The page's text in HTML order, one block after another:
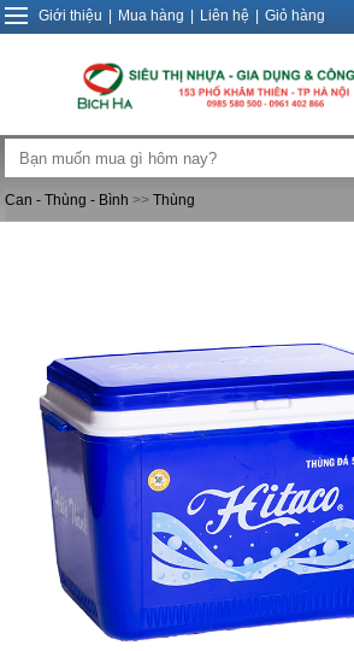
Giới thiệu Mua hàng Liên hệ Giỏ hàng
Can - Thùng - Bình >>Thùng